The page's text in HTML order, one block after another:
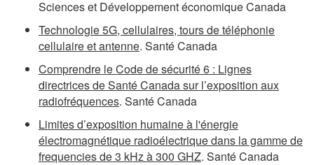
Sciences et Développement économique Canada
Technologie 5G, cellulaires, tours de téléphonie
cellulaire et antenne. Santé Canada
Comprendre le Code de sécurité 6 : Lignes
directrices de Santé Canada sur l’exposition aux
radiofréquences. Santé Canada
Limites d’exposition humaine à l'énergie
électromagnétique radioélectrique dans la gamme de
frequencies de 3 kHz à 300 GHZ. Santé Canada